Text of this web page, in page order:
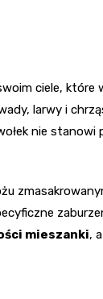
ciele, które
larwy i
nie stanowi
mieszanki,